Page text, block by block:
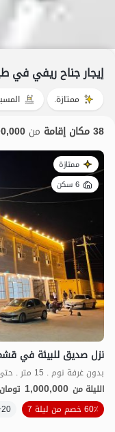
إيجار جناح ريفي في
ممتازة.
38 مكان إقامة من
ممتازة
6 سكن
نزل صديق للبيئة في قشم -
بدون غرفة نوم . 15 متر . حتى 3 ضيف
الليلة من 1,000,000 تومان
60٪ خصم من ليلة 7
20+ حجز ناجح